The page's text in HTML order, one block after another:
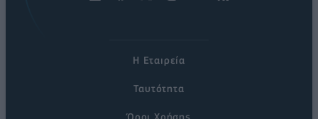
Η Εταιρεία
Ταυτότητα
Όροι Χρήσης